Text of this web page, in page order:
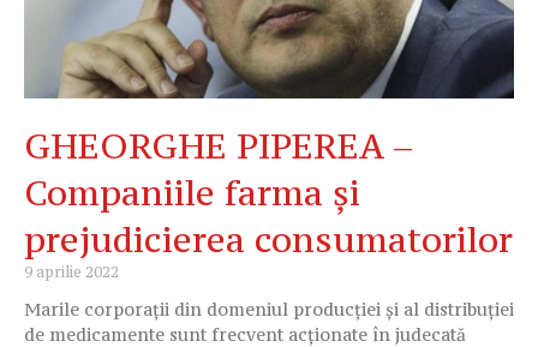
GHEORGHE PIPEREA –
Companiile farma și
prejudicierea consumatorilor
9 aprilie 2022
Marile corporații din domeniul producției și al distribuției
de medicamente sunt frecvent acționate în judecată